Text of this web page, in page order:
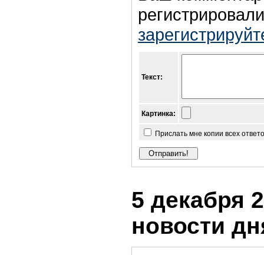
Текст:
Картинка:
Прислать мне копии всех
5 декабря
новости